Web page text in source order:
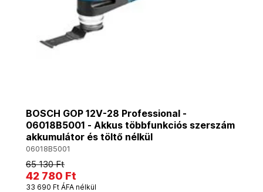
BOSCH GOP 12V-28 Professional -
06018B5001 - Akkus többfunkciós szerszám
akkumulátor és töltő nélkül
06018B5001
65 130 Ft
42 780 Ft
33 690 Ft ÁFA nélkül